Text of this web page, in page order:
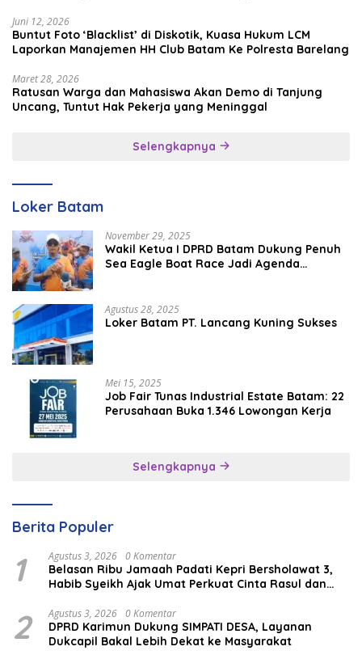
Juni 12, 2026
Buntut Foto ‘Blacklist’ di Diskotik, Kuasa Hukum LCM
Laporkan Manajemen HH Club Batam Ke Polresta Barelang
Maret 28, 2026
Ratusan Warga dan Mahasiswa Akan Demo di Tanjung
Uncang, Tuntut Hak Pekerja yang Meninggal
Selengkapnya
Loker Batam
November 29, 2025
Wakil Ketua I DPRD Batam Dukung Penuh
Sea Eagle Boat Race Jadi Agenda
Agustus 28, 2025
Loker Batam PT. Lancang Kuning Sukses
Mei 15, 2025
Job Fair Tunas Industrial Estate Batam: 22
Perusahaan Buka 1.346 Lowongan Kerja
Selengkapnya
Berita Populer
1 Agustus 3, 2026 0 Komentar
Belasan Ribu Jamaah Padati Kepri Bersholawat 3,
Habib Syeikh Ajak Umat Perkuat Cinta Rasul dan
2 Agustus 3, 2026 0 Komentar
DPRD Karimun Dukung SIMPATI DESA, Layanan
Dukcapil Bakal Lebih Dekat ke Masyarakat